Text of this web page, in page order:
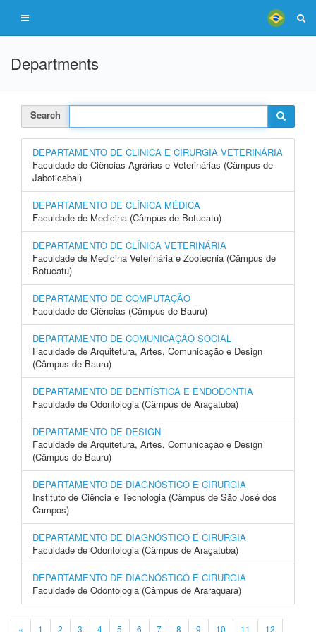
Departments
Search
DEPARTAMENTO DE CLINICA E CIRURGIA VETERINÁRIA
Faculdade de Ciências Agrárias e Veterinárias (Câmpus de
Jaboticabal)
DEPARTAMENTO DE CLÍNICA MÉDICA
Faculdade de Medicina (Câmpus de Botucatu)
DEPARTAMENTO DE CLÍNICA VETERINÁRIA
Faculdade de Medicina Veterinária e Zootecnia (Câmpus de
Botucatu)
DEPARTAMENTO DE COMPUTAÇÃO
Faculdade de Ciências (Câmpus de Bauru)
DEPARTAMENTO DE COMUNICAÇÃO SOCIAL
Faculdade de Arquitetura, Artes, Comunicação e Design
(Câmpus de Bauru)
DEPARTAMENTO DE DENTÍSTICA E ENDODONTIA
Faculdade de Odontologia (Câmpus de Araçatuba)
DEPARTAMENTO DE DESIGN
Faculdade de Arquitetura, Artes, Comunicação e Design
(Câmpus de Bauru)
DEPARTAMENTO DE DIAGNÓSTICO E CIRURGIA
Instituto de Ciência e Tecnologia (Câmpus de São José dos
Campos)
DEPARTAMENTO DE DIAGNÓSTICO E CIRURGIA
Faculdade de Odontologia (Câmpus de Araçatuba)
DEPARTAMENTO DE DIAGNÓSTICO E CIRURGIA
Faculdade de Odontologia (Câmpus de Araraquara)
« 1 2 3 4 5 6 7 8 9 10 11 12